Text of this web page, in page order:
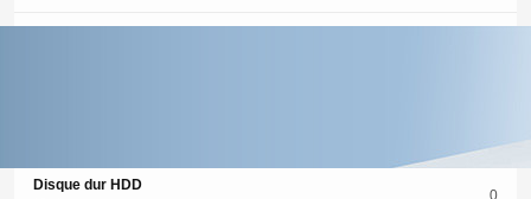
Disque dur HDD
0